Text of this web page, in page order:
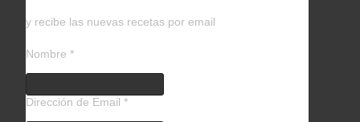
y recibe las nuevas recetas por email
Nombre *
Dirección de Email *